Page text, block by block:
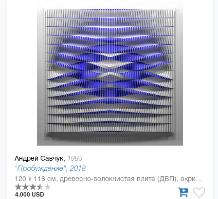
Андрей Савчук, 1993
"Пробуждение", 2018
120 x 116 см, древесно-волокнистая плита (ДВП), акриловая краска, Дерево, полиуретан
4.000 USD